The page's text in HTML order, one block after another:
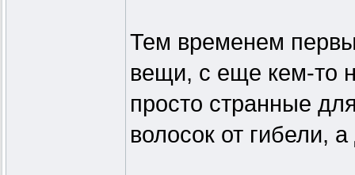
Тем временем
вещи, с еще кем-то
просто странные
волосок от гибели,